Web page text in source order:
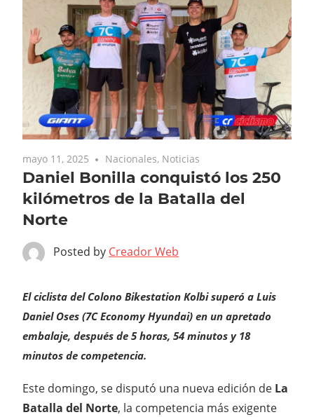
mayo 11, 2025 Nacionales, Noticias
Daniel Bonilla conquistó los 250
kilómetros de la Batalla del
Norte
Posted by Creador Web
El ciclista del Colono Bikestation Kolbi superó a Luis
Daniel Oses (7C Economy Hyundai) en un apretado
embalaje, después de 5 horas, 54 minutos y 18
minutos de competencia.
Este domingo, se disputó una nueva edición de La
Batalla del Norte, la competencia más exigente